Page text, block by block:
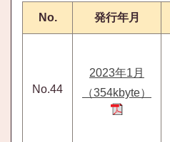
No. 発行年月
No.44
2023年1月
（354kbyte）